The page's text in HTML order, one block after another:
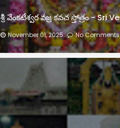
November 01, 2025. No Comments